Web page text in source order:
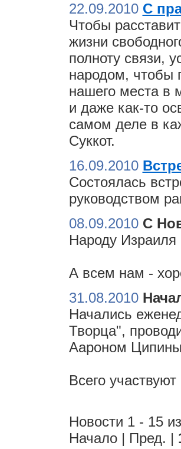
22.09.2010 С
Чтобы
жизни
полноту связи,
народом, чтобы
нашего места в
и даже как-то
самом деле в
Суккот.
16.09.2010
Состоялась
руководством
08.09.2010 С
Народу Израиля
А всем нам -
31.08.2010
Начались
Творца",
Аароном
Всего
Новости 1 - 15
Начало | Пред. |